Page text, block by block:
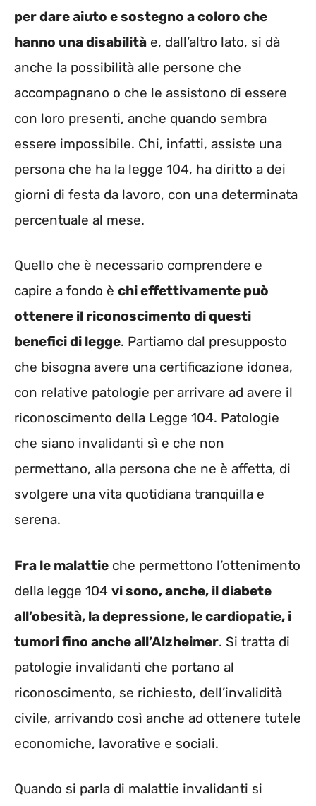
per dare aiuto e sostegno a coloro che
hanno una disabilità e, dall’altro lato, si dà
anche la possibilità alle persone che
accompagnano o che le assistono di essere
con loro presenti, anche quando sembra
essere impossibile. Chi, infatti, assiste una
persona che ha la legge 104, ha diritto a dei
giorni di festa da lavoro, con una determinata
percentuale al mese.
Quello che è necessario comprendere e
capire a fondo è chi effettivamente può
ottenere il riconoscimento di questi
benefici di legge. Partiamo dal presupposto
che bisogna avere una certificazione idonea,
con relative patologie per arrivare ad avere il
riconoscimento della Legge 104. Patologie
che siano invalidanti sì e che non
permettano, alla persona che ne è affetta, di
svolgere una vita quotidiana tranquilla e
serena.
Fra le malattie che permettono l’ottenimento
della legge 104 vi sono, anche, il diabete
all’obesità, la depressione, le cardiopatie, i
tumori fino anche all’Alzheimer. Si tratta di
patologie invalidanti che portano al
riconoscimento, se richiesto, dell’invalidità
civile, arrivando così anche ad ottenere tutele
economiche, lavorative e sociali.
Quando si parla di malattie invalidanti si